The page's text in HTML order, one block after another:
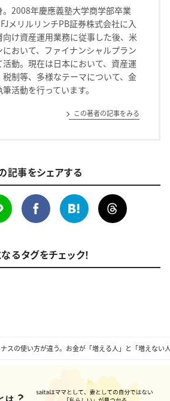
スの使い方が違う。お金が「増える人」と「増えない
。2008年慶應義塾大学商学部卒業
メリルリンチPB証券株式会社に入
向け資産運用業務に従事した後、米
において、ファイナンシャルプラン
活動。現在は日本において、資産運
税制等、多様なテーマについて、金
活動を行っています。
この著者の記事をみる
記事をシェアする
るタグをチェック！